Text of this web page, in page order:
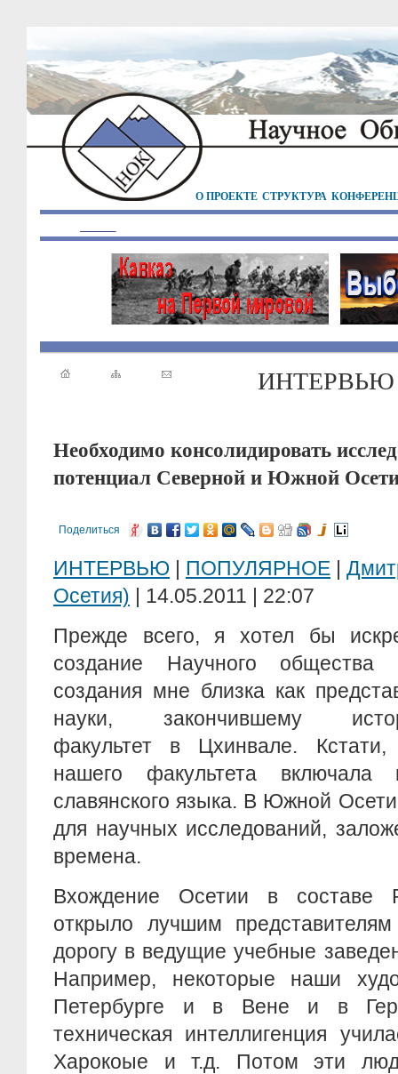
О ПРОЕКТЕ СТРУКТУРА
ИНТЕРВЬЮ
Необходимо консолидировать
потенциал Северной и Южной
Поделиться
ИНТЕРВЬЮ | ПОПУЛЯРНОЕ |
Осетия) | 14.05.2011 | 22:07
Прежде всего, я хотел бы
создание Научного общества
создания мне близка как
науки, закончившему
факультет в Цхинвале.
нашего факультета включала
славянского языка. В Южной
для научных исследований,
времена.
Вхождение Осетии в составе
открыло лучшим
дорогу в ведущие учебные
Например, некоторые наши
Петербурге и в Вене и в
техническая интеллигенция
Харокоые и т.д. Потом эти